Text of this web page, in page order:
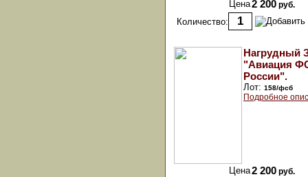
Цена2 200 руб.
Количество:
Нагрудный
"Авиация
России".
Лот: 158/фсб
Подробное
Цена2 200 руб.